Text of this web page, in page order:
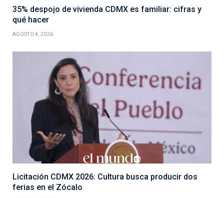
35% despojo de vivienda CDMX es familiar: cifras y
qué hacer
AGOSTO 4, 2026
Licitación CDMX 2026: Cultura busca producir dos
ferias en el Zócalo